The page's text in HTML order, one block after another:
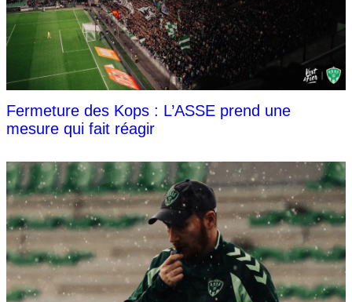
Fermeture des Kops : L’ASSE prend une
mesure qui fait réagir